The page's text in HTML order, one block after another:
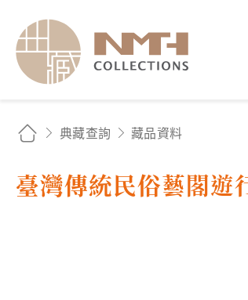
典藏查詢 藏品資料
臺灣傳統民俗藝閣遊